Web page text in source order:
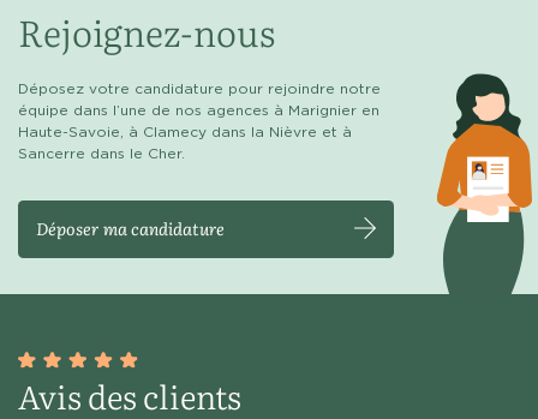
Rejoignez-nous
Déposez votre candidature pour rejoindre notre
équipe dans l’une de nos agences à Marignier en
Haute-Savoie, à Clamecy dans la Nièvre et à
Sancerre dans le Cher.
Déposer ma candidature
Avis des clients